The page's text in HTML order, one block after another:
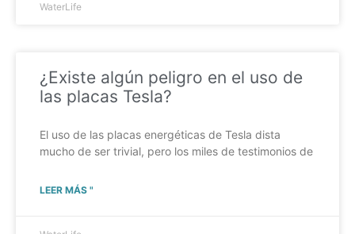
WaterLife
¿Existe algún peligro en el uso de
las placas Tesla?
El uso de las placas energéticas de Tesla dista
mucho de ser trivial, pero los miles de testimonios de
LEER MÁS "